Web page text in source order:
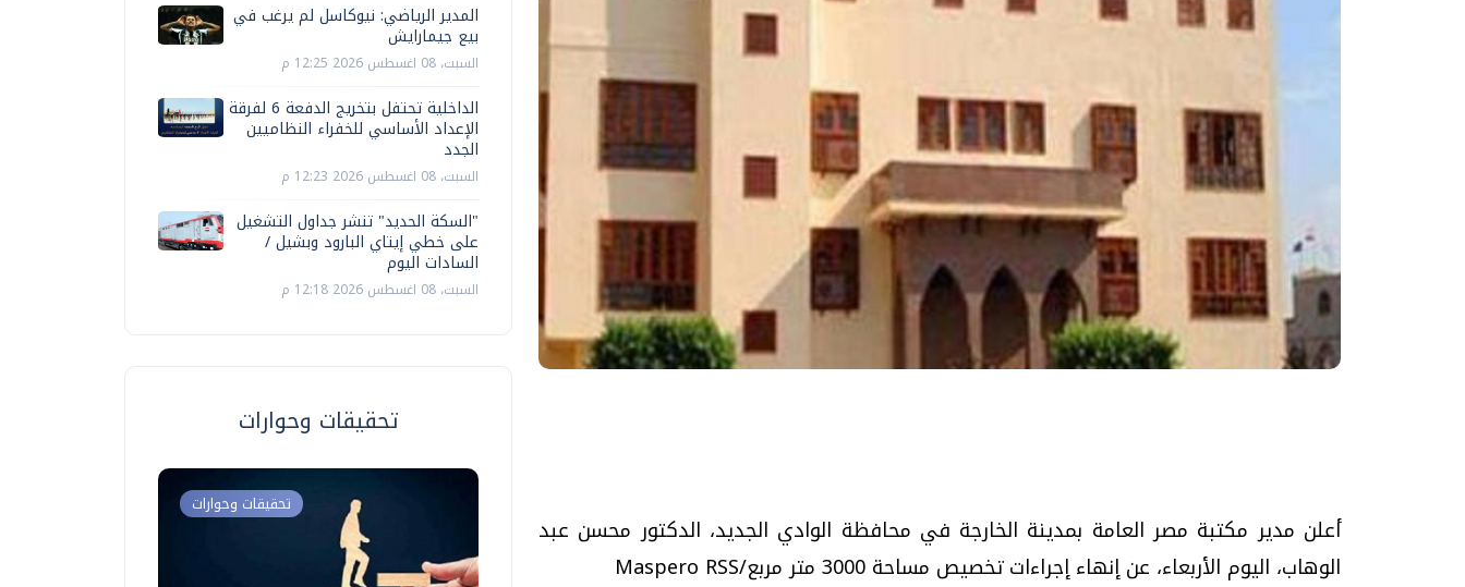
أعلن مدير مكتبة مصر العامة بمدينة الخارجة في محافظة الوادي الجديد، الدكتور محسن عبد
الوهاب، اليوم الأربعاء، عن إنهاء إجراءات تخصيص مساحة 3000 متر مربع/Maspero RSS
المدير الرياضي: نيوكاسل لم يرغب في
بيع جيمارايش
السبت، 08 اغسطس 2026 12:25 م
الداخلية تحتفل بتخريج الدفعة 6 لفرقة
الإعداد الأساسي للخفراء النظاميين
الجدد
السبت، 08 اغسطس 2026 12:23 م
"السكة الحديد" تنشر جداول التشغيل
على خطي إيتاي البارود وبشيل /
السادات اليوم
السبت، 08 اغسطس 2026 12:18 م
تحقيقات وحوارات
تحقيقات وحوارات